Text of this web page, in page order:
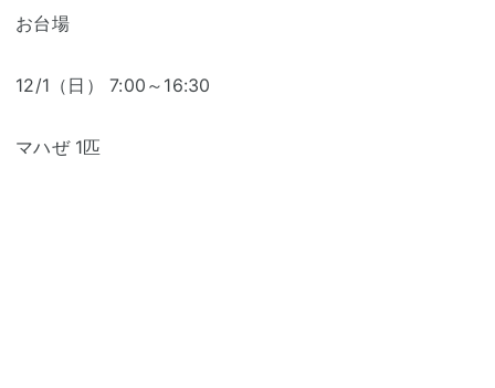
お台場
12/1（日） 7:00～16:30
マハぜ 1匹